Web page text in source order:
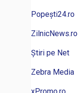
Popești24.ro
ZilnicNews.ro
Știri pe Net
Zebra Media